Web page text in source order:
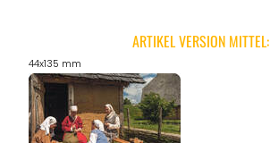
ARTIKEL VERSION MITTEL:
44x135 mm